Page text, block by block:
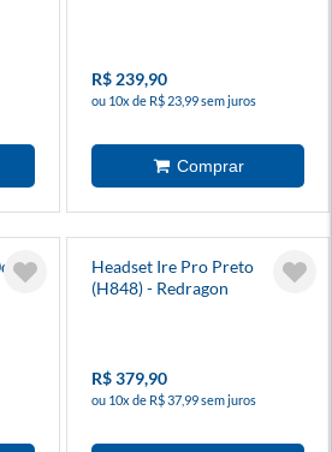
R$ 239,90
ou 10x de R$ 23,99 sem juros
Headset Ire Pro Preto
(H848) - Redragon
R$ 379,90
ou 10x de R$ 37,99 sem juros